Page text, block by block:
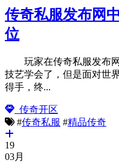
传奇私服发布网
位
玩家在传奇私服发布网
技艺学会了，但是面对世
得手，终...
传奇开区
#传奇私服 #精品传奇
19
03月